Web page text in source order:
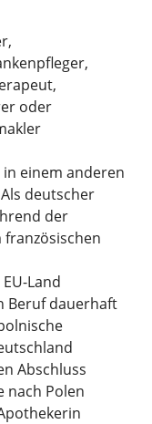
oder
einem anderen
deutscher
der
Land
Beruf dauerhaft
Abschluss
nach Polen